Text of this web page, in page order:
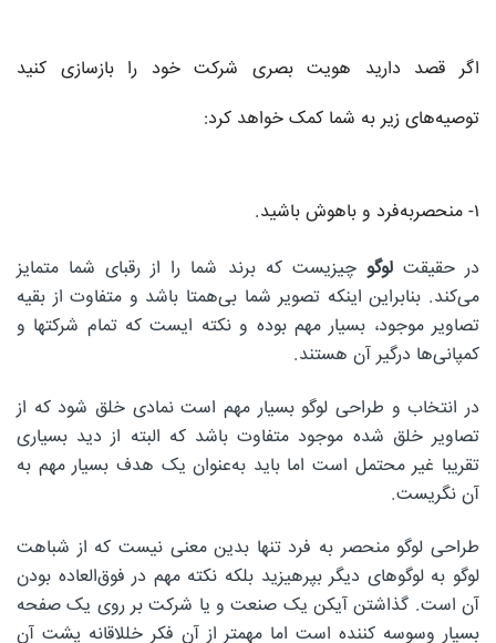
اگر قصد دارید هویت بصری شرکت خود را بازسازی کنید
توصیه‌های زیر به شما کمک خواهد کرد:
۱- منحصر‌به‌فرد و باهوش باشید.
در حقیقت لوگو چیزیست که برند شما را از رقبای شما متمایز
می‌کند. بنابراین اینکه تصویر شما بی‌همتا باشد و متفاوت از بقیه
تصاویر موجود، بسیار مهم بوده و نکته ایست که تمام شرکتها و
کمپانی‌ها درگیر آن هستند.
در انتخاب و طراحی لوگو بسیار مهم است نمادی خلق شود که از
تصاویر خلق شده موجود متفاوت باشد که البته از دید بسیاری
تقریبا غیر محتمل است اما باید به‌عنوان یک هدف بسیار مهم به
آن نگریست.
طراحی لوگو منحصر به فرد تنها بدین معنی نیست که از شباهت
لوگو به لوگوهای دیگر بپرهیزید بلکه نکته مهم در فوق‌العاده بودن
آن است. گذاشتن آیکن یک صنعت و یا شرکت بر روی یک صفحه
بسیار وسوسه کننده است اما مهمتر از آن فکر خللاقانه پشت آن